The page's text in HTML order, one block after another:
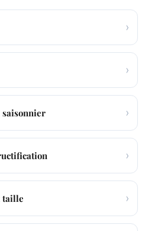
›
›
›
›
taille ›